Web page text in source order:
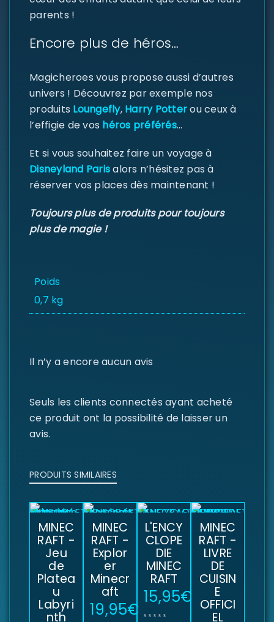
de passe *
DE PASSE PERDU ?
parents !
Encore plus de héros…
Magicheroes vous propose aussi d’autres
univers ! Découvrez par exemple nos
produits Loungefly,Harry Potterou ceux à
l’effigie de vos héros préférés…
Et si vous souhaitez faire un voyage à
Disneyland Parisalors n’hésitez pas à
réserver vos places dès maintenant !
Toujours plus de produits pour toujours
plus de magie !
Poids
0,7 kg
Il n’y a encore aucun avis
Seuls les clients connectés ayant acheté
ce produit ont la possibilité de laisser un
avis.
PRODUITS SIMILAIRES
MINEC
RAFT -
Jeu
de
Platea
u
Labyri
nth
MINEC
RAFT -
Explor
er
Minecr
aft
19,95€
L'ENCY
CLOPE
DIE
MINEC
RAFT
15,95€
MINEC
RAFT -
LIVRE
DE
CUISIN
E
OFFICI
EL